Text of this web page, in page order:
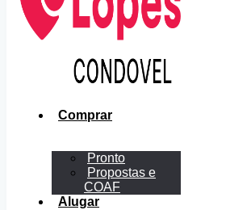
Comprar
Pronto
Propostas e
COAF
Alugar